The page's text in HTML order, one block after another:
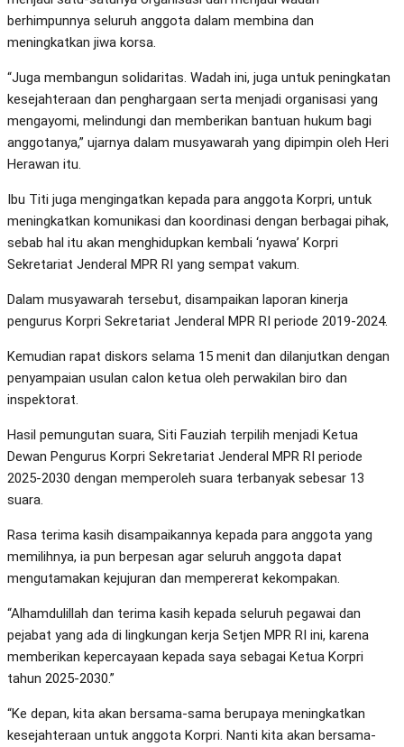
berhimpunnya seluruh anggota dalam membina dan
meningkatkan jiwa korsa.
“Juga membangun solidaritas. Wadah ini, juga untuk peningkatan
kesejahteraan dan penghargaan serta menjadi organisasi yang
mengayomi, melindungi dan memberikan bantuan hukum bagi
anggotanya,” ujarnya dalam musyawarah yang dipimpin oleh Heri
Herawan itu.
Ibu Titi juga mengingatkan kepada para anggota Korpri, untuk
meningkatkan komunikasi dan koordinasi dengan berbagai pihak,
sebab hal itu akan menghidupkan kembali ‘nyawa’ Korpri
Sekretariat Jenderal MPR RI yang sempat vakum.
Dalam musyawarah tersebut, disampaikan laporan kinerja
pengurus Korpri Sekretariat Jenderal MPR RI periode 2019-2024.
Kemudian rapat diskors selama 15 menit dan dilanjutkan dengan
penyampaian usulan calon ketua oleh perwakilan biro dan
inspektorat.
Hasil pemungutan suara, Siti Fauziah terpilih menjadi Ketua
Dewan Pengurus Korpri Sekretariat Jenderal MPR RI periode
2025-2030 dengan memperoleh suara terbanyak sebesar 13
suara.
Rasa terima kasih disampaikannya kepada para anggota yang
memilihnya, ia pun berpesan agar seluruh anggota dapat
mengutamakan kejujuran dan mempererat kekompakan.
“Alhamdulillah dan terima kasih kepada seluruh pegawai dan
pejabat yang ada di lingkungan kerja Setjen MPR RI ini, karena
memberikan kepercayaan kepada saya sebagai Ketua Korpri
tahun 2025-2030.”
“Ke depan, kita akan bersama-sama berupaya meningkatkan
kesejahteraan untuk anggota Korpri. Nanti kita akan bersama-